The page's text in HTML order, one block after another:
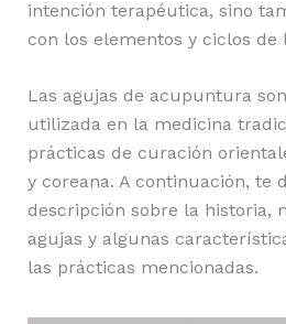
intención terapéutica, sino
con los elementos y ciclos de
Las agujas de acupuntura
utilizada en la medicina
prácticas de curación
y coreana. A continuación, te
descripción sobre la historia,
agujas y algunas
las prácticas mencionadas.